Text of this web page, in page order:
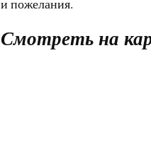
Смотреть на